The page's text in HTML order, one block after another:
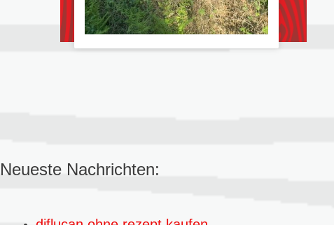
Neueste Nachrichten: